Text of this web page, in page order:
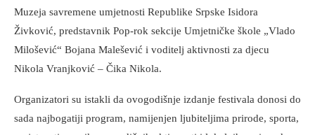
Muzeja savremene umjetnosti Republike Srpske Isidora
Živković, predstavnik Pop-rok sekcije Umjetničke škole „Vlado
Milošević“ Bojana Malešević i voditelj aktivnosti za djecu
Nikola Vranjković – Čika Nikola.
Organizatori su istakli da ovogodišnje izdanje festivala donosi do
sada najbogatiji program, namijenjen ljubiteljima prirode, sporta,